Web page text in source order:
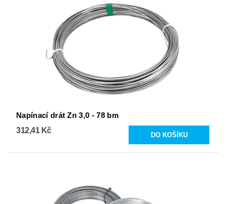
Napínací drát Zn 3,0 - 78 bm
312,41 Kč